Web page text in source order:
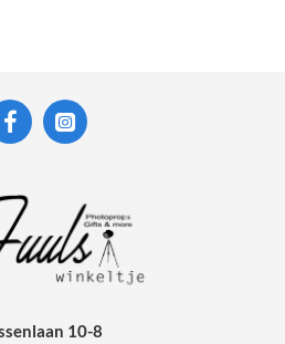
10-8